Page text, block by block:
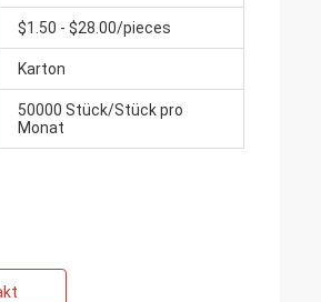
$1.50 - $28.00/pieces
Karton
50000 Stück/Stück pro
Monat